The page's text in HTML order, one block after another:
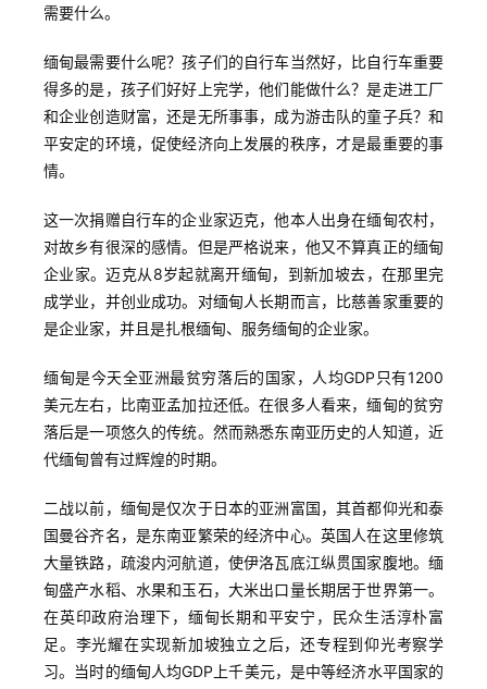
需要什么。
缅甸最需要什么呢？孩子们的自行车当然好，比自行车重要
得多的是，孩子们好好上完学，他们能做什么？是走进工厂
和企业创造财富，还是无所事事，成为游击队的童子兵？和
平安定的环境，促使经济向上发展的秩序，才是最重要的事
情。
这一次捐赠自行车的企业家迈克，他本人出身在缅甸农村，
对故乡有很深的感情。但是严格说来，他又不算真正的缅甸
企业家。迈克从8岁起就离开缅甸，到新加坡去，在那里完
成学业，并创业成功。对缅甸人长期而言，比慈善家重要的
是企业家，并且是扎根缅甸、服务缅甸的企业家。
缅甸是今天全亚洲最贫穷落后的国家，人均GDP只有1200
美元左右，比南亚孟加拉还低。在很多人看来，缅甸的贫穷
落后是一项悠久的传统。然而熟悉东南亚历史的人知道，近
代缅甸曾有过辉煌的时期。
二战以前，缅甸是仅次于日本的亚洲富国，其首都仰光和泰
国曼谷齐名，是东南亚繁荣的经济中心。英国人在这里修筑
大量铁路，疏浚内河航道，使伊洛瓦底江纵贯国家腹地。缅
甸盛产水稻、水果和玉石，大米出口量长期居于世界第一。
在英印政府治理下，缅甸长期和平安宁，民众生活淳朴富
足。李光耀在实现新加坡独立之后，还专程到仰光考察学
习。当时的缅甸人均GDP上千美元，是中等经济水平国家的